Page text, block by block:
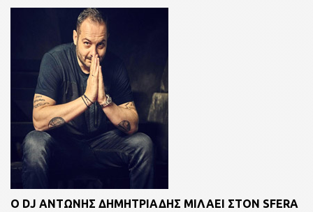
O DJ ΑΝΤΩΝΗΣ ΔΗΜΗΤΡΙΑΔΗΣ ΜΙΛΑΕΙ ΣΤΟΝ SFERA